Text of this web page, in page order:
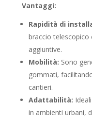
Vantaggi:
Rapidità di
braccio telescopico
aggiuntive.
Mobilità: Sono
gommati,
cantieri.
Adattabilità:
in ambienti urbani,